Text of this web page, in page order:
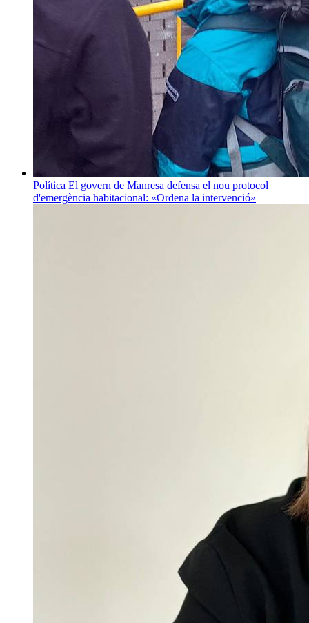
Política El govern de Manresa defensa el nou protocol
d'emergència habitacional: «Ordena la intervenció»